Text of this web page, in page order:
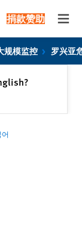
捐款赞助
规模监控 罗兴亚